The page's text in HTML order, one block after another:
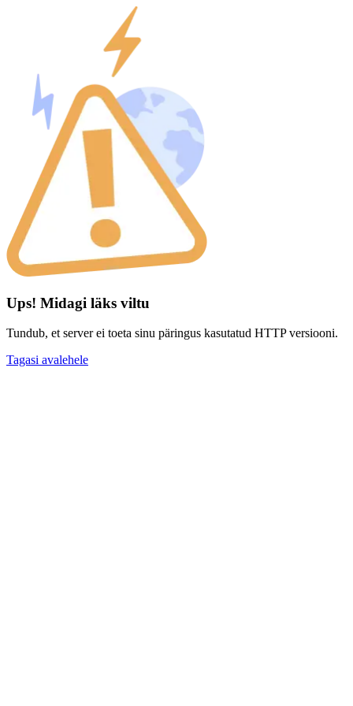
Ups! Midagi läks viltu
Tundub, et server ei toeta sinu päringus kasutatud HTTP versiooni.
Tagasi avalehele